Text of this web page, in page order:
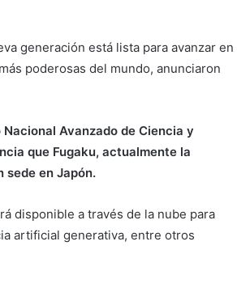
generación está lista para avanzar en
poderosas del mundo, anunciaron
Avanzado de Ciencia y
que Fugaku, actualmente la
sede en Japón.
disponible a través de la nube para
artificial generativa, entre otros